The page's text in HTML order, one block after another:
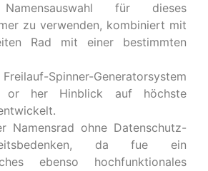
für dieses
zu verwenden, kombiniert mit
Rad mit einer bestimmten
Spinner-Generatorsystem
or her Hinblick auf höchste
Namensrad ohne Datenschutz-
da fue ein
ebenso hochfunktionales